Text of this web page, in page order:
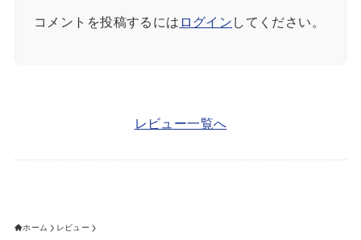
コメントを投稿するには ログイン してください。
レビュー一覧へ
ホーム レビュー